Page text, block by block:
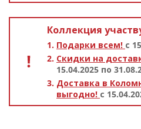
Коллекция
Подарки всем! с
Скидки на
15.04.2025 по
Доставка в
выгодно! с